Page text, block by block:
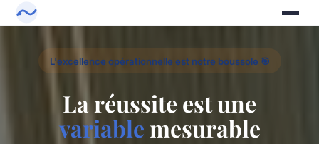
L'excellence opérationnelle est notre boussole 🎯
La réussite est une
variablemesurable